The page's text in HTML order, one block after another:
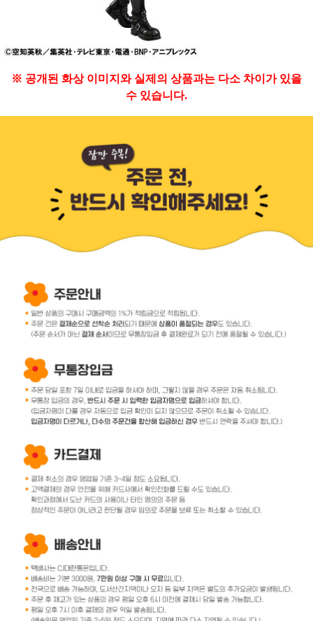
※ 공개된 화상 이미지와 실제의 상품과는 다소 차이가 있을
수 있습니다.